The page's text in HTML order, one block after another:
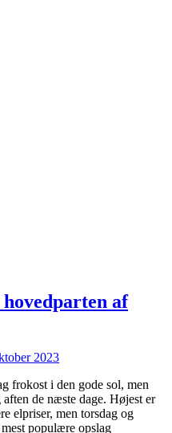
af
2023
frokost i den gode sol, men
de næste dage. Højest er
elpriser, men torsdag og
populære opslag